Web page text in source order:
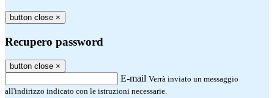
button close ×
Recupero password
button close ×
E-mail Verrà inviato un messaggio
all'indirizzo indicato con le istruzioni necessarie.